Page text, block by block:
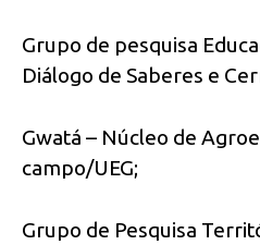
Grupo de pesquisa
Diálogo de Saberes e
Gwatá – Núcleo de
campo/UEG;
Grupo de Pesquisa